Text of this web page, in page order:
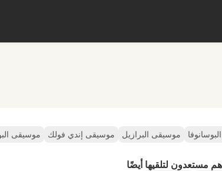
موسيقى البرازيل موسيقى إندي فولك
موسيقى
هم مستعدون لتلقيها أيضًا